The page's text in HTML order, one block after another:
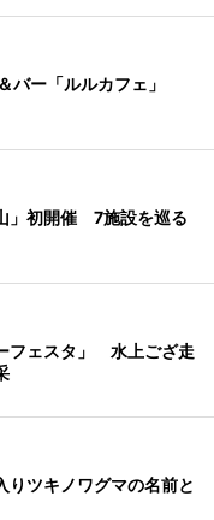
バー「ルルカフェ」
」初開催 7施設を巡る
フェスタ」 水上ござ走
りツキノワグマの名前と